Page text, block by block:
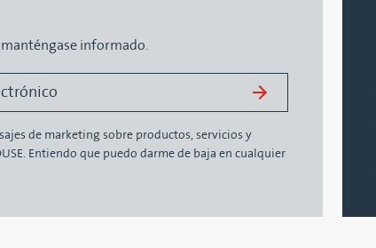
informado.
de marketing sobre productos, servicios y
Entiendo que puedo darme de baja en cualquier